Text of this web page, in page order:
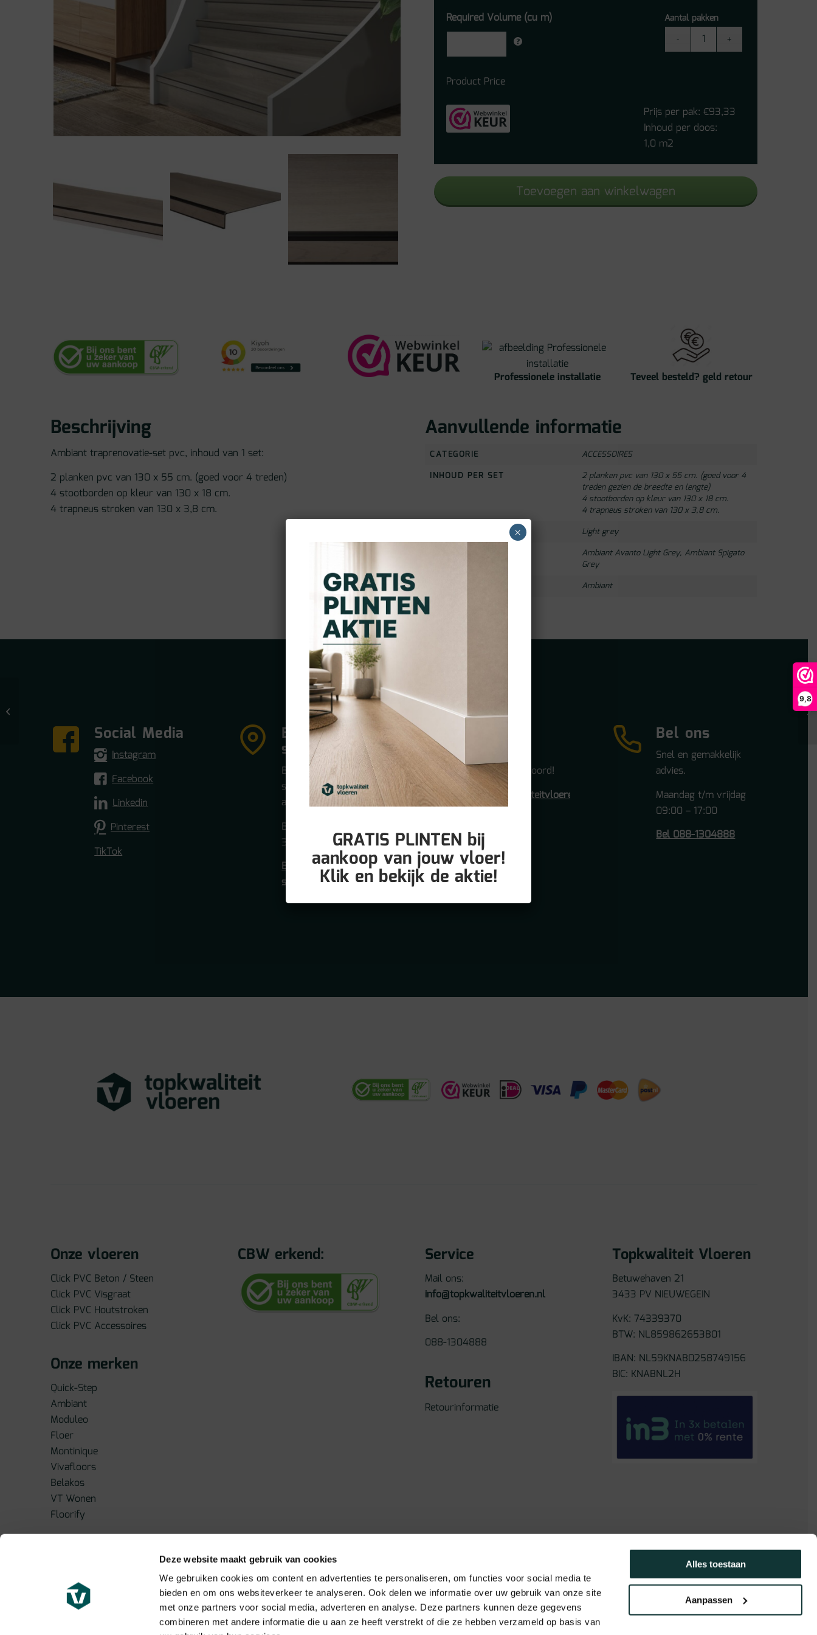
Deze website maakt gebruik van cookies
We gebruiken cookies om content en advertenties te personaliseren, om functies voor social media te
bieden en om ons websiteverkeer te analyseren. Ook delen we informatie over uw gebruik van onze site
met onze partners voor social media, adverteren en analyse. Deze partners kunnen deze gegevens
combineren met andere informatie die u aan ze heeft verstrekt of die ze hebben verzameld op basis van
Alles toestaan
Aanpassen
9,8
Required Volume (cu m)
Product Price
Aantal pakken
Traprenovatie
set
Grey
-
excl.
profielen
Prijs per pak: €93,33
Inhoud per doos:
1,0 m2
Toevoegen aan winkelwagen
Professionele installatie Teveel besteld? geld retour
Beschrijving
Ambiant traprenovatie-set pvc, inhoud van 1 set:
2 planken pvc van 130 x 55 cm. (goed voor 4 treden)
4 stootborden op kleur van 130 x 18 cm.
4 trapneus stroken van 130 x 3,8 cm.
Aanvullende informatie
CATEGORIE
ACCESSOIRES
INHOUD PER SET
2 planken pvc van 130 x 55 cm. (goed voor 4
treden gezien de breedte en lengte)
4 stootborden op kleur van 130 x 18 cm.
4 trapneus stroken van 130 x 3,8 cm.
Light grey
Ambiant Avanto Light Grey, Ambiant Spigato
Grey
Ambiant
Social Media
Instagram
Facebook
Linkedin
Pinterest
TikTok
Bezoek onze
showroom
Bezoek 100m2 aan
showroom! (alleen op
afspraak!)
Betuwehaven 21
3433 PV NIEUWEGEIN
Bezoek onze
showroom
werkdag antwoord!
info@topkwaliteitvloeren.nl
Bel ons
Snel en gemakkelijk
advies.
Maandag t/m vrijdag
09:00 – 17:00
Bel 088-1304888
Onze vloeren
Click PVC Beton / Steen
Click PVC Visgraat
Click PVC Houtstroken
Click PVC Accessoires
Onze merken
Quick-Step
Ambiant
Moduleo
Floer
Montinique
Vivafloors
Belakos
VT Wonen
Floorify
CBW erkend: Service
Mail ons:
info@topkwaliteitvloeren.nl
Bel ons:
088-1304888
Retouren
Retourinformatie
Topkwaliteit Vloeren
Betuwehaven 21
3433 PV NIEUWEGEIN
KvK: 74339370
BTW: NL859862653B01
IBAN: NL59KNAB0258749156
BIC: KNABNL2H
treden excl. profielen
GRATIS PLINTEN bij
aankoop van jouw vloer!
Klik en bekijk de aktie!
×